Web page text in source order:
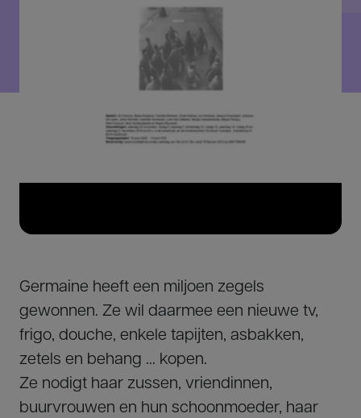
Germaine heeft een miljoen zegels
gewonnen. Ze wil daarmee een nieuwe tv,
frigo, douche, enkele tapijten, asbakken,
zetels en behang … kopen.
Ze nodigt haar zussen, vriendinnen,
buurvrouwen en hun schoonmoeder, haar